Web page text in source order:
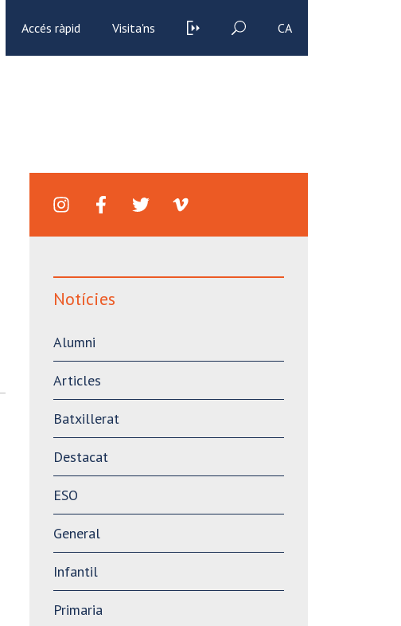
Accés ràpid Visita'ns CA
Notícies
Alumni
Articles
Batxillerat
Destacat
ESO
General
Infantil
Primaria